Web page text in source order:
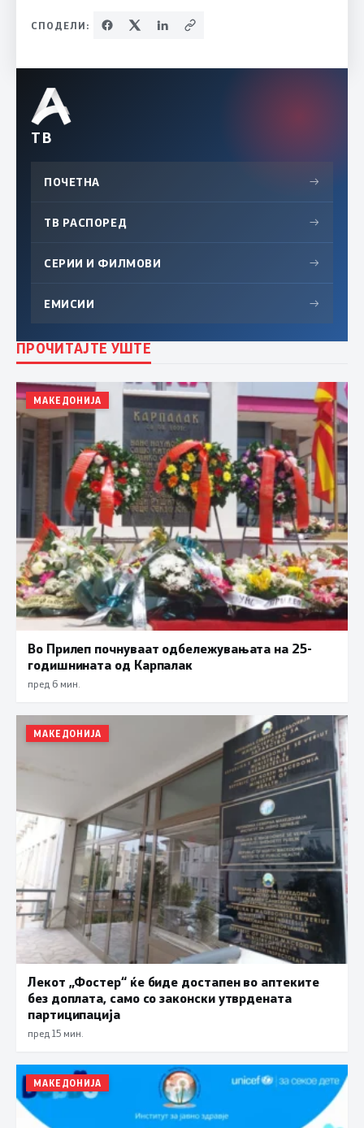
СПОДЕЛИ:
ТВ
ПОЧЕТНА →
ТВ РАСПОРЕД →
СЕРИИ И ФИЛМОВИ →
ЕМИСИИ →
ПРОЧИТАЈТЕ УШТЕ
МАКЕДОНИЈА
Во Прилеп почнуваат одбележувањата на 25-
годишнината од Карпалак
пред 6 мин.
МАКЕДОНИЈА
Лекот „Фостер“ ќе биде достапен во аптеките
без доплата, само со законски утврдената
партиципација
пред 15 мин.
МАКЕДОНИЈА